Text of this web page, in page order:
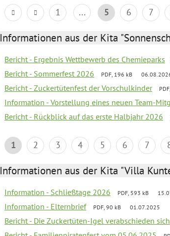
1 ... 5 6 7
Informationen aus der Kita
Bericht - Ergebnis Wettbewerb des Chemieparks
Bericht - Sommerfest 2026 PDF, 196 kB
Bericht - Zuckertütenfest der Vorschulkinder
Information - Vorstellung eines neuen Team-
Bericht - Rückblick auf das erste Halbjahr 2026
1 2 3 4 5 6 7
Informationen aus der Kita "Villa
Information - Schließtage 2026 PDF, 593 kB
Information - Elternbrief PDF, 90 kB 01.07.2025
Bericht - Die Zuckertüten-Igel verabschieden sich